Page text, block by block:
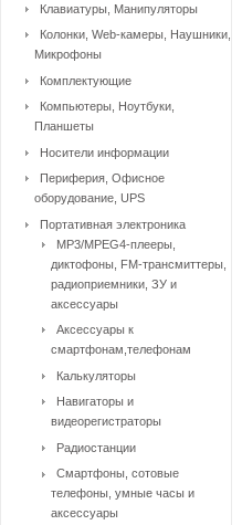
Клавиатуры, Манипуляторы
Колонки, Web-камеры, Наушники,
Микрофоны
Комплектующие
Компьютеры, Ноутбуки,
Планшеты
Носители информации
Периферия, Офисное
оборудование, UPS
Портативная электроника
MP3/MPEG4-плееры,
диктофоны, FM-трансмиттеры,
радиоприемники, ЗУ и
аксессуары
Аксессуары к
смартфонам,телефонам
Калькуляторы
Навигаторы и
видеорегистраторы
Радиостанции
Смартфоны, сотовые
телефоны, умные часы и
аксессуары